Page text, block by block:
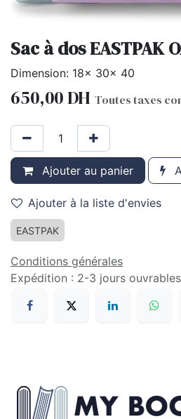
Sac à dos EASTPAK
Dimension: 18x 30x 40
650,00DH Toutes taxes
Ajouter au panier
Ajouter à la liste d'envies
EASTPAK
Conditions générales
Expédition : 2-3 jours ouvrables